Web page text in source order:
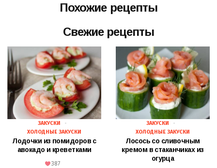
Похожие рецепты
Свежие рецепты
ЗАКУСКИ
ХОЛОДНЫЕ ЗАКУСКИ
Лодочки из помидоров с
авокадо и креветками
387
ЗАКУСКИ
ХОЛОДНЫЕ ЗАКУСКИ
Лосось со сливочным
кремом в стаканчиках из
огурца